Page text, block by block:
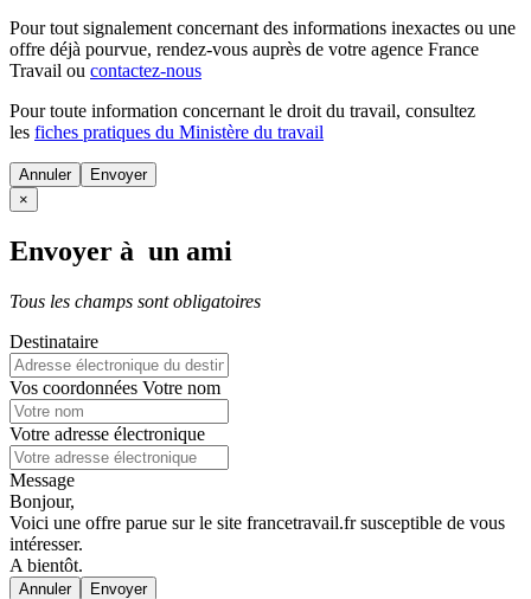
Pour tout signalement concernant des informations inexactes ou une
offre déjà pourvue, rendez-vous auprès de votre agence France
Travail ou contactez-nous
Pour toute information concernant le droit du travail, consultez
les fiches pratiques du Ministère du travail
Annuler
×
Envoyer à un ami
Tous les champs sont obligatoires
Destinataire
Vos coordonnées Votre nom
Votre adresse électronique
Message
Bonjour,
Voici une offre parue sur le site francetravail.fr susceptible de vous
intéresser.
A bientôt.
Annuler